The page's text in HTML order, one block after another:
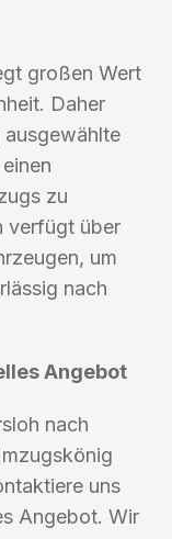
großen Wert
Daher
zu
verfügt über
um
nach
Angebot
nach
uns
Angebot. Wir